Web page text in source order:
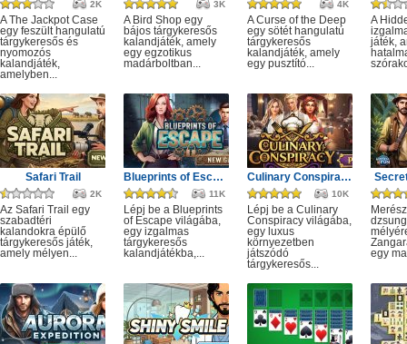
2K
A The Jackpot Case
egy feszült hangulatú
tárgykeresős és
nyomozós
kalandjáték,
amelyben...
3K
A Bird Shop egy
bájos tárgykeresős
kalandjáték, amely
egy egzotikus
madárboltban...
4K
A Curse of the Deep
egy sötét hangulatú
tárgykeresős
kalandjáték, amely
egy pusztító...
A
játék,
Safari Trail
2K
Az Safari Trail egy
szabadtéri
kalandokra épülő
tárgykeresős játék,
amely mélyen...
Blueprints of Escape
11K
Lépj be a Blueprints
of Escape világába,
egy izgalmas
tárgykeresős
kalandjátékba,...
Culinary Conspiracy
10K
Lépj be a Culinary
Conspiracy világába,
egy luxus
környezetben
játszódó
tárgykeresős...
egy